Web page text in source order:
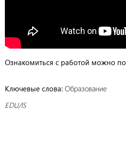
Ознакомиться с работой можно по
Ключевые слова: Образование
EDU/IS